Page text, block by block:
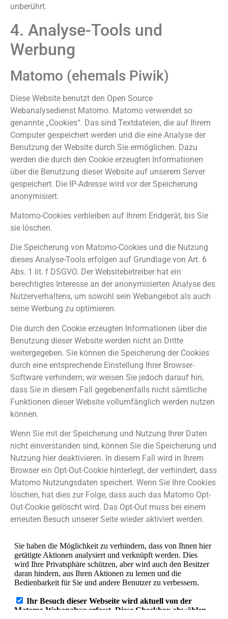
unberührt.
4. Analyse-Tools und
Werbung
Matomo (ehemals Piwik)
Diese Website benutzt den Open Source
Webanalysedienst Matomo. Matomo verwendet so
genannte „Cookies“. Das sind Textdateien, die auf Ihrem
Computer gespeichert werden und die eine Analyse der
Benutzung der Website durch Sie ermöglichen. Dazu
werden die durch den Cookie erzeugten Informationen
über die Benutzung dieser Website auf unserem Server
gespeichert. Die IP-Adresse wird vor der Speicherung
anonymisiert.
Matomo-Cookies verbleiben auf Ihrem Endgerät, bis Sie
sie löschen.
Die Speicherung von Matomo-Cookies und die Nutzung
dieses Analyse-Tools erfolgen auf Grundlage von Art. 6
Abs. 1 lit. f DSGVO. Der Websitebetreiber hat ein
berechtigtes Interesse an der anonymisierten Analyse des
Nutzerverhaltens, um sowohl sein Webangebot als auch
seine Werbung zu optimieren.
Die durch den Cookie erzeugten Informationen über die
Benutzung dieser Website werden nicht an Dritte
weitergegeben. Sie können die Speicherung der Cookies
durch eine entsprechende Einstellung Ihrer Browser-
Software verhindern; wir weisen Sie jedoch darauf hin,
dass Sie in diesem Fall gegebenenfalls nicht sämtliche
Funktionen dieser Website vollumfänglich werden nutzen
können.
Wenn Sie mit der Speicherung und Nutzung Ihrer Daten
nicht einverstanden sind, können Sie die Speicherung und
Nutzung hier deaktivieren. In diesem Fall wird in Ihrem
Browser ein Opt-Out-Cookie hinterlegt, der verhindert, dass
Matomo Nutzungsdaten speichert. Wenn Sie Ihre Cookies
löschen, hat dies zur Folge, dass auch das Matomo Opt-
Out-Cookie gelöscht wird. Das Opt-Out muss bei einem
erneuten Besuch unserer Seite wieder aktiviert werden.